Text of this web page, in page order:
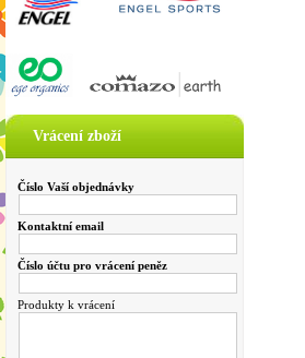
Vrácení zboží
Číslo Vaší objednávky
Kontaktní email
Číslo účtu pro vrácení peněz
Produkty k vrácení